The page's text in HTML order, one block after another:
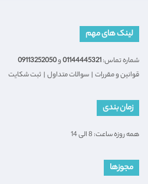
لینک های مهم
شماره تماس:01144445321و09113252050
قوانین و مقررات | سوالات متداول | ثبت شکایت
زمان بندی
همه روزه ساعت: 8 الی 14
مجوزها